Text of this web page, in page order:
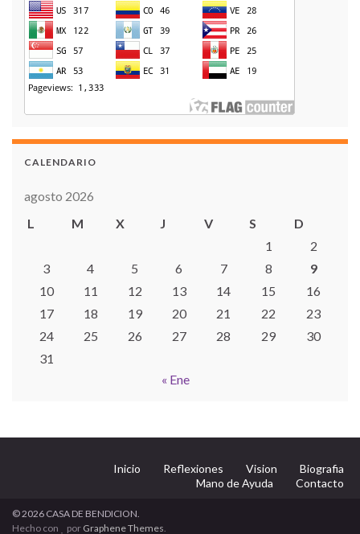
CALENDARIO
agosto 2026
L
M X J V S
D
1
2
3
4 5 6 7 8
9
10
11 12 13 14 15
16
17
18 19 20 21 22
23
24
25 26 27 28 29
30
31
« Ene
Inicio Reflexiones Vision
Biografia
Mano de Ayuda
Contacto
© 2026 CASA DE BENDICION.
Hecho con
por Graphene Themes